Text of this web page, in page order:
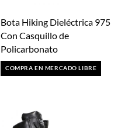
Bota Hiking Dieléctrica 975
Con Casquillo de
Policarbonato
COMPRA EN MERCADO LIBRE